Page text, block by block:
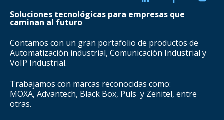
Soluciones tecnológicas para empresas que
caminan al futuro
Contamos con un gran portafolio de productos de
Automatización industrial, Comunicación Industrial y
VoIP Industrial.
Trabajamos con marcas reconocidas como:
MOXA, Advantech, Black Box, Puls y Zenitel, entre
otras.